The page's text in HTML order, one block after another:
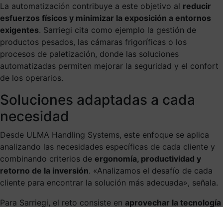
La automatización contribuye a este objetivo al reducir
esfuerzos físicos y minimizar la exposición a entornos
exigentes. Sarriegi cita como ejemplo la gestión de
productos pesados, las cámaras frigoríficas o los
procesos de paletización, donde las soluciones
automatizadas permiten mejorar la seguridad y el confort
de los operarios.
Soluciones adaptadas a cada
necesidad
Desde ULMA Handling Systems, este enfoque se aplica
analizando las necesidades específicas de cada cliente y
combinando criterios de ergonomía, productividad y
retorno de la inversión. «Analizamos el desafío de cada
cliente para encontrar la solución más adecuada», señala.
Para Sarriegi, el reto consiste en aprovechar la tecnología